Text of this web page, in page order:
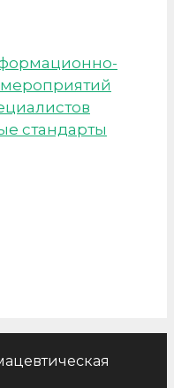
стандарты